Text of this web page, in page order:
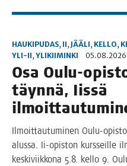
HAUKIPUDAS, II, JÄÄLI, KELLO,
YLI-II, YLIKIIMINKI
Osa Oulu-
täyn­nä, Iis­sä
Ilmoit­tau­tu­mi­nen Oulu-
alus­sa. Ii-opis­­ton kurs­seil­le
kes­ki­viik­ko­na 5.8. kel­lo 9.